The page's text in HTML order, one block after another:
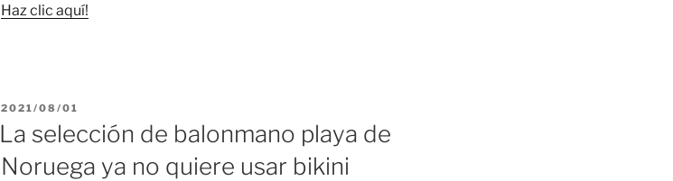
Haz clic aquí!
PUBLICADO
EL
2021/08/01
La selección de balonmano playa de
Noruega ya no quiere usar bikini